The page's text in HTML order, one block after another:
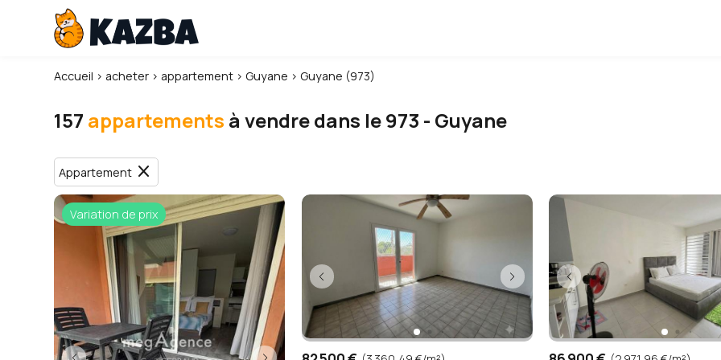
Accueil › acheter › appartement ›Guyane ›Guyane (973)
157 appartements à vendre dans le 973 - Guyane
Appartement close
Variation de prix